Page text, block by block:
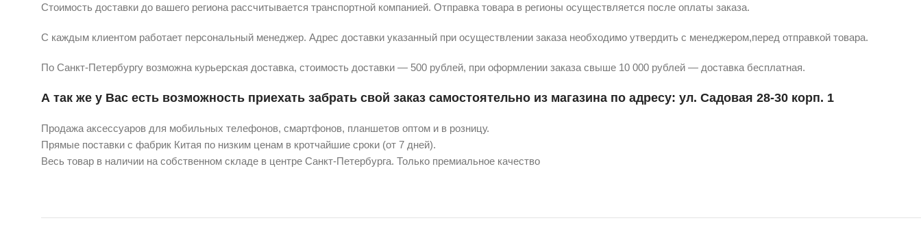
Стоимость доставки до вашего региона рассчитывается транспортной компанией. Отправка товара в регионы осуществляется после оплаты заказа.
С каждым клиентом работает персональный менеджер. Адрес доставки указанный при осуществлении заказа необходимо утвердить с менеджером,перед отправкой товара.
По Санкт-Петербургу возможна курьерская доставка, стоимость доставки — 500 рублей, при оформлении заказа свыше 10 000 рублей — доставка бесплатная.
А так же у Вас есть возможность приехать забрать свой заказ самостоятельно из магазина по адресу: ул. Садовая 28-30 корп. 1
Продажа аксессуаров для мобильных телефонов, смартфонов, планшетов оптом и в розницу.
Прямые поставки с фабрик Китая по низким ценам в кротчайшие сроки (от 7 дней).
Весь товар в наличии на собственном складе в центре Санкт-Петербурга. Только премиальное качество